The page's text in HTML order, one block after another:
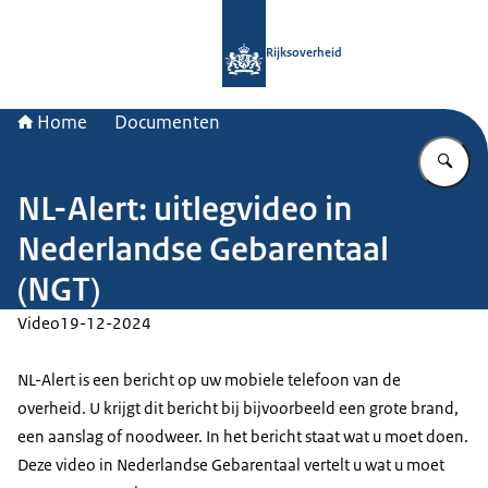
Rijksoverheid
Home Documenten
NL-Alert: uitlegvideo in
Nederlandse Gebarentaal
(NGT)
Video19-12-2024
NL-Alert is een bericht op uw mobiele telefoon van de
overheid. U krijgt dit bericht bij bijvoorbeeld een grote brand,
een aanslag of noodweer. In het bericht staat wat u moet doen.
Deze video in Nederlandse Gebarentaal vertelt u wat u moet